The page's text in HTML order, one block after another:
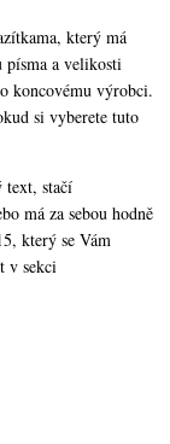
který má
a velikosti
koncovému výrobci.
si vyberete tuto
text, stačí
má za sebou hodně
který se Vám
v sekci